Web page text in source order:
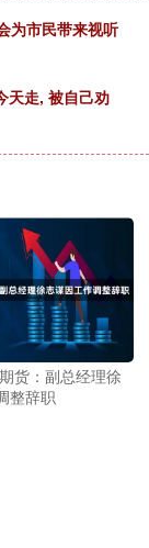
为市民带来视听
天走, 被自己劝
货：副总经理徐
整辞职